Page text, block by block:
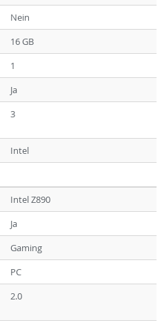
Nein
16 GB
1
Ja
3
Intel
Intel Z890
Ja
Gaming
PC
2.0